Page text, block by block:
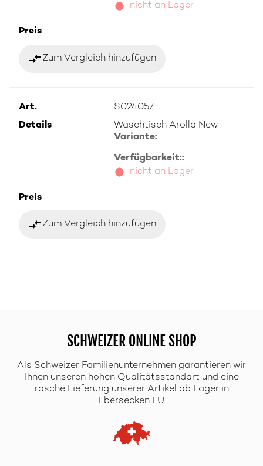
nicht an Lager
Preis
compare_arrowsZum Vergleich hinzufügen
Art.
S024057
Details
Waschtisch Arolla New
Variante:
Verfügbarkeit::
nicht an Lager
Preis
compare_arrowsZum Vergleich hinzufügen
SCHWEIZER ONLINE SHOP
Als Schweizer Familienunternehmen garantieren wir
Ihnen unseren hohen Qualitätsstandart und eine
rasche Lieferung unserer Artikel ab Lager in
Ebersecken LU.